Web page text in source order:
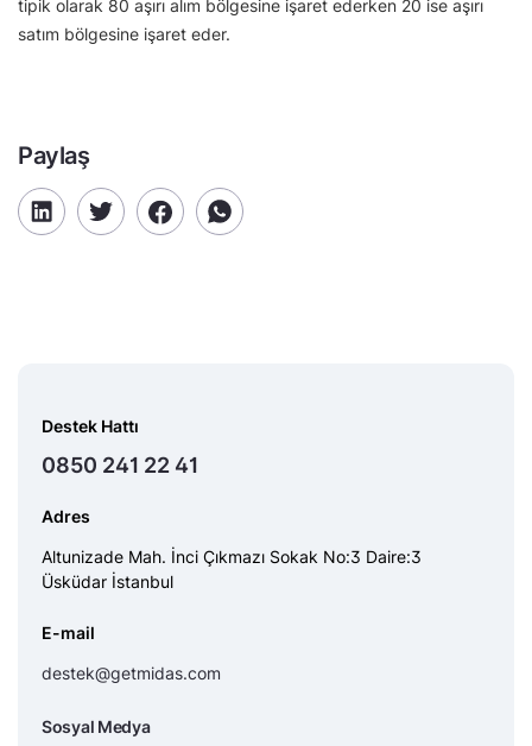
tipik olarak 80 aşırı alım bölgesine işaret ederken 20 ise aşırı
satım bölgesine işaret eder.
Paylaş
Destek Hattı
0850 241 22 41
Adres
Altunizade Mah. İnci Çıkmazı Sokak No:3 Daire:3
Üsküdar İstanbul
E-mail
destek@getmidas.com
Sosyal Medya